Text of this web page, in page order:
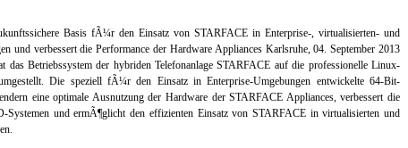
Basis fÃ¼r den Einsatz von STARFACE in Enterprise-, virtualisierten- und
und verbessert die Performance der Hardware Appliances Karlsruhe, 04. September 2013
das Betriebssystem der hybriden Telefonanlage STARFACE auf die professionelle Linux-
Die speziell fÃ¼r den Einsatz in Enterprise-Umgebungen entwickelte 64-Bit-
eine optimale Ausnutzung der Hardware der STARFACE Appliances, verbessert die
Systemen und ermÃ¶glicht den effizienten Einsatz von STARFACE in virtualisierten und